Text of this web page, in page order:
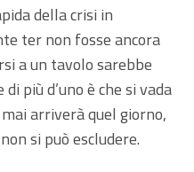
della crisi in
ter non fosse ancora
a un tavolo sarebbe
più d’uno è che si vada
arriverà quel giorno,
si può escludere.